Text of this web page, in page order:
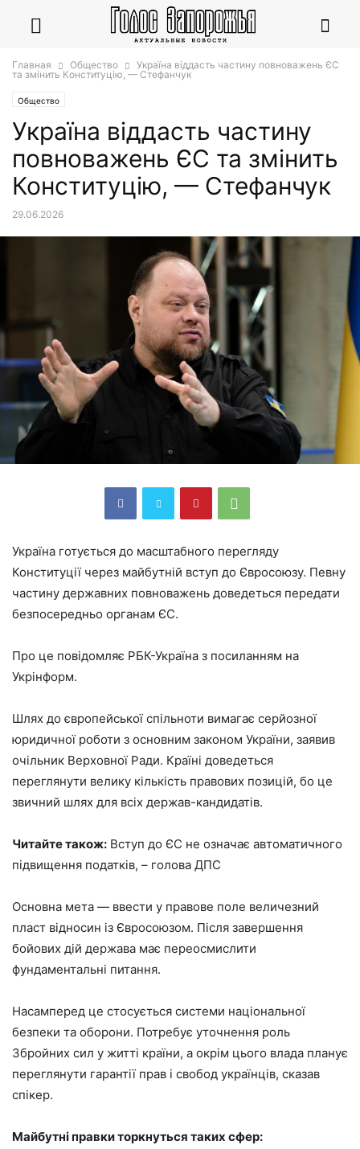
Главная Общество
Україна віддасть частину повноважень ЄС
та змінить Конституцію, — Стефанчук
Общество
Україна віддасть частину
повноважень ЄС та змінить
Конституцію, — Стефанчук
29.06.2026
Україна готується до масштабного перегляду
Конституції через майбутній вступ до Євросоюзу. Певну
частину державних повноважень доведеться передати
безпосередньо органам ЄС.
Про це повідомляє РБК-Україна з посиланням на
Укрінформ.
Шлях до європейської спільноти вимагає серйозної
юридичної роботи з основним законом України, заявив
очільник Верховної Ради. Країні доведеться
переглянути велику кількість правових позицій, бо це
звичний шлях для всіх держав-кандидатів.
Читайте також: Вступ до ЄС не означає автоматичного
підвищення податків, – голова ДПС
Основна мета — ввести у правове поле величезний
пласт відносин із Євросоюзом. Після завершення
бойових дій держава має переосмислити
фундаментальні питання.
Насамперед це стосується системи національної
безпеки та оборони. Потребує уточнення роль
Збройних сил у житті країни, а окрім цього влада планує
переглянути гарантії прав і свобод українців, сказав
спікер.
Майбутні правки торкнуться таких сфер: